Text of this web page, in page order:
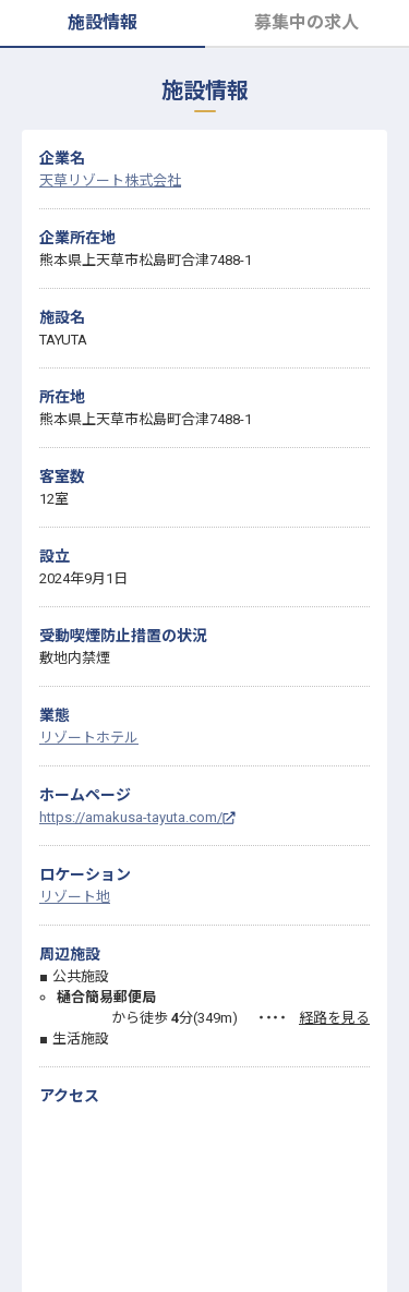
採用をお考えの企業様へ
施設情報 募集中の求人
施設情報
企業名
天草リゾート株式会社
企業所在地
熊本県上天草市松島町合津7488-1
施設名
TAYUTA
所在地
熊本県上天草市松島町合津7488-1
客室数
12室
設立
2024年9月1日
受動喫煙防止措置の状況
敷地内禁煙
業態
リゾートホテル
ホームページ
https://amakusa-tayuta.com/
ロケーション
リゾート地
周辺施設
公共施設
樋合簡易郵便局
から徒歩 4分(349m) ・・・・
経路を見る
生活施設
アクセス